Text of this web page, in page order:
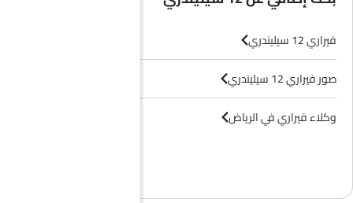
فيراري 12 سيليندري
صور فيراري 12 سيليندري
وكلاء فيراري في الرياض‎